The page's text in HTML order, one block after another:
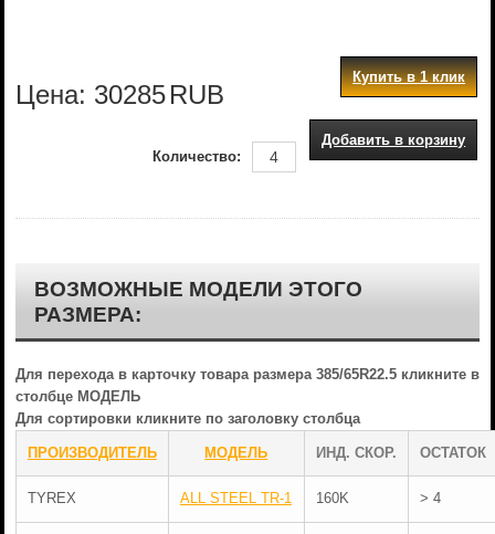
Цена: 30285RUB
Купить в 1 клик
Добавить в корзину
Количество:
ВОЗМОЖНЫЕ МОДЕЛИ ЭТОГО
РАЗМЕРА:
Для перехода в карточку товара размера 385/65R22.5 кликните в
столбце МОДЕЛЬ
Для сортировки кликните по заголовку столбца
ПРОИЗВОДИТЕЛЬ МОДЕЛЬ ИНД. СКОР. ОСТАТОК
TYREX ALL STEEL TR-1 160K > 4